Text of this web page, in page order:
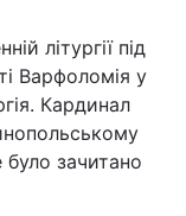
літургії під
Варфоломія у
Кардинал
зачитано